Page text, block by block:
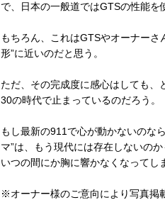
で、日本の一般道ではGTSの性能を
もちろん、これはGTSやオーナー
形”に近いのだと思う。
ただ、その完成度に感心はしても
30の時代で止まっているのだろう。
もし最新の911で心が動かないのな
マ”は、もう現代には存在しないの
いつの間にか胸に響かなくなってし
※オーナー様のご意向により写真掲